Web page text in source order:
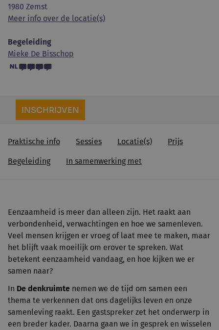
1980 Zemst
Meer info over de locatie(s)
Begeleiding
Mieke De Bisschop
INSCHRIJVEN
Praktische info Sessies Locatie(s) Prijs
Begeleiding In samenwerking met
Eenzaamheid is meer dan alleen zijn. Het raakt aan
verbondenheid, verwachtingen en hoe we samenleven.
Veel mensen krijgen er vroeg of laat mee te maken, maar
het blijft vaak moeilijk om erover te spreken. Wat
betekent eenzaamheid vandaag, en hoe kijken we er
samen naar?
In De denkruimte nemen we de tijd om samen een
thema te verkennen dat ons dagelijks leven en onze
samenleving raakt. Een gastspreker zet het onderwerp in
een breder kader. Daarna gaan we in gesprek en wisselen